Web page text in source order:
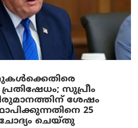
സുപ്രീം
ശേഷം
25
ചെയ്തു